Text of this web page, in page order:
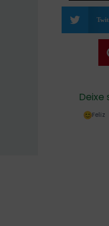
Deixe
Feliz